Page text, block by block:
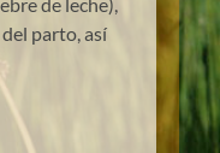
parto, así